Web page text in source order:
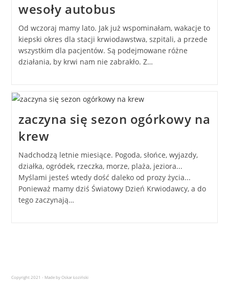
wesoły autobus
Od wczoraj mamy lato. Jak już wspominałam, wakacje to
kiepski okres dla stacji krwiodawstwa, szpitali, a przede
wszystkim dla pacjentów. Są podejmowane różne
działania, by krwi nam nie zabrakło. Z…
zaczyna się sezon ogórkowy na
krew
Nadchodzą letnie miesiące. Pogoda, słońce, wyjazdy,
działka, ogródek, rzeczka, morze, plaża, jeziora...
Myślami jesteś wtedy dość daleko od prozy życia...
Ponieważ mamy dziś Światowy Dzień Krwiodawcy, a do
tego zaczynają…
Copyright 2021 - Made by Oskar Łoziński